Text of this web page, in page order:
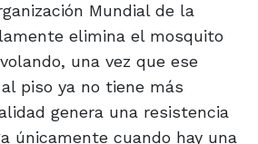
Mundial de la
elimina el mosquito
una vez que ese
piso ya no tiene más
genera una resistencia
únicamente cuando hay una